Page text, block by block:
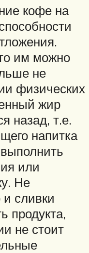
кофе на
им можно
не
физических
жир
назад, т.е.
напитка
или
Не
сливки
продукта,
не стоит